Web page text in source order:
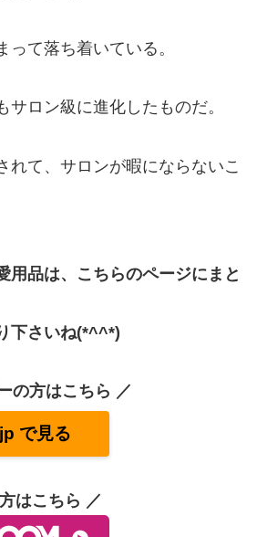
って落ち着いている。
サロン級に進化したものだ。
れて、サロンが暇にならないこ
用品は、こちらのページにまと
下さいね(*^^*)
の方はこちら ／
で見る
はこちら ／